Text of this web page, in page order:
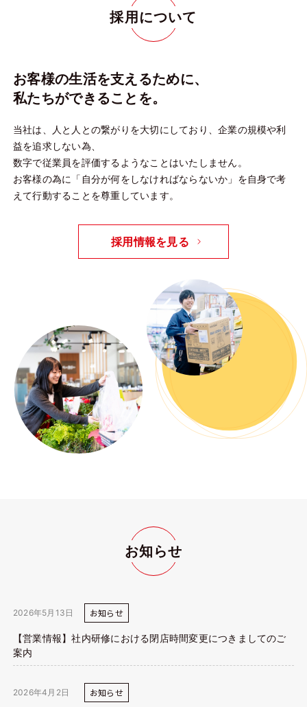
採用について
お客様の生活を支えるために、
私たちができることを。
当社は、人と人との繋がりを大切にしており、企業の規模や利
益を追求しない為、
数字で従業員を評価するようなことはいたしません。
お客様の為に「自分が何をしなければならないか」を自身で考
えて行動することを尊重しています。
採用情報を見る
お知らせ
2026年5月13日 お知らせ
【営業情報】社内研修における閉店時間変更につきましてのご
案内
2026年4月2日 お知らせ